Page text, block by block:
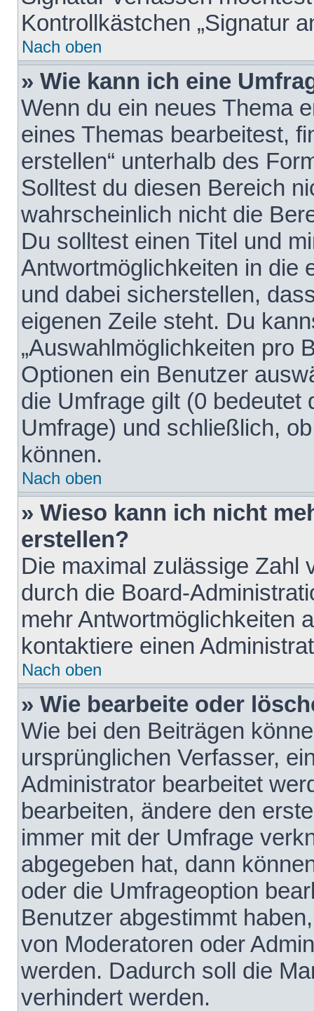
Kontrollkästchen „Signatur
Nach oben
» Wie kann ich eine
Wenn du ein neues Thema
eines Themas bearbeitest,
erstellen“ unterhalb des
Solltest du diesen Bereich
wahrscheinlich nicht die
Du solltest einen Titel und
Antwortmöglichkeiten in die
und dabei sicherstellen,
eigenen Zeile steht. Du
„Auswahlmöglichkeiten pro
Optionen ein Benutzer
die Umfrage gilt (0 bedeutet
Umfrage) und schließlich,
können.
Nach oben
» Wieso kann ich nicht
erstellen?
Die maximal zulässige Zahl
durch die Board-
mehr Antwortmöglichkeiten
kontaktiere einen
Nach oben
» Wie bearbeite oder
Wie bei den Beiträgen
ursprünglichen Verfasser,
Administrator bearbeitet
bearbeiten, ändere den
immer mit der Umfrage
abgegeben hat, dann
oder die Umfrageoption
Benutzer abgestimmt
von Moderatoren oder
werden. Dadurch soll die
verhindert werden.